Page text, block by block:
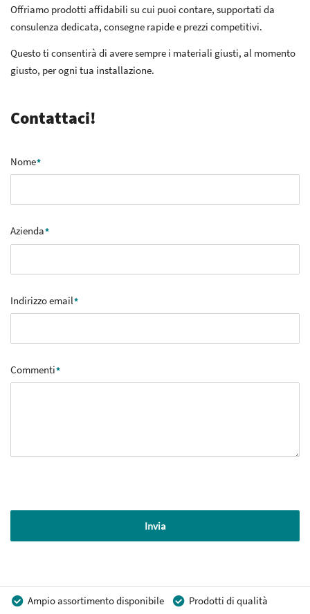
Offriamo prodotti affidabili su cui puoi contare, supportati da
consulenza dedicata, consegne rapide e prezzi competitivi.
Questo ti consentirà di avere sempre i materiali giusti, al momento
giusto, per ogni tua installazione.
Contattaci!
Nome
Azienda
Indirizzo email
Commenti
Invia
Ampio assortimento disponibile
Prodotti di qualità